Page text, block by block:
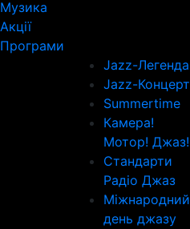
Музика
Акції
Програми
Jazz-Легенда
Jazz-Концерт
Summertime
Камера!
Мотор! Джаз!
Стандарти
Радіо Джаз
Міжнародний
день джазу